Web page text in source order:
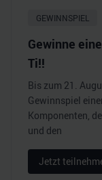
GEWINNSPIEL
Gewinne
Ti!!
Bis zum 21.
Gewinnspiel
Komponenten,
und den
Jetzt